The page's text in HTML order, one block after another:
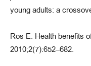
young adults: a
Ros E. Health benefits
2010;2(7):652–682.